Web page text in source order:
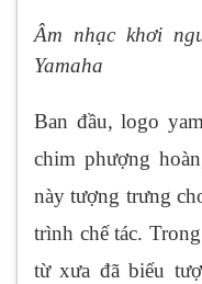
Âm nhạc khơi
Yamaha
Ban đầu, logo
chim phượng
này tượng trưng
trình chế tác.
từ xưa đã biểu